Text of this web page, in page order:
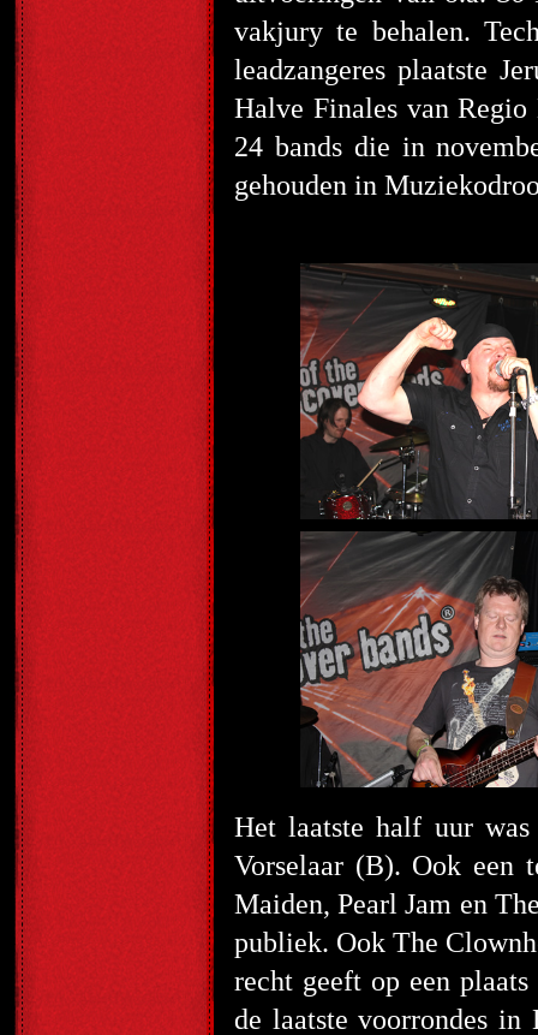
vakjury te behalen.
leadzangeres plaatste
Halve Finales van
24 bands die in
gehouden in
Het laatste half uur
Vorselaar (B). Ook een
Maiden, Pearl Jam en
publiek. Ook The
recht geeft op een
de laatste voorrondes in